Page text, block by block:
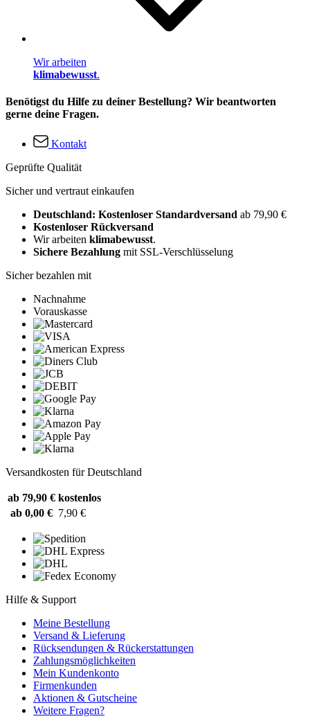
Wir arbeiten
klimabewusst.
Benötigst du Hilfe zu deiner Bestellung? Wir beantworten
gerne deine Fragen.
Kontakt
Geprüfte Qualität
Sicher und vertraut einkaufen
Deutschland: Kostenloser Standardversand ab 79,90 €
Kostenloser Rückversand
Wir arbeiten klimabewusst.
Sichere Bezahlung mit SSL-Verschlüsselung
Sicher bezahlen mit
Nachnahme
Vorauskasse
Versandkosten für Deutschland
ab 79,90 € kostenlos
ab 0,00 € 7,90 €
Hilfe & Support
Meine Bestellung
Versand & Lieferung
Rücksendungen & Rückerstattungen
Zahlungsmöglichkeiten
Mein Kundenkonto
Firmenkunden
Aktionen & Gutscheine
Weitere Fragen?